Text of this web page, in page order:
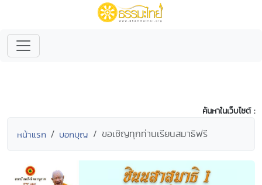
ค้นหาในเว็บไซต์ :
หน้าแรก บอกบุญ ขอเชิญทุกท่านเรียนสมาธิฟรี